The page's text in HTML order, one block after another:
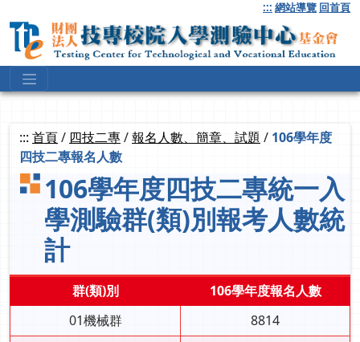
到
要
::: 網站導覽 回首頁
::: 首頁/ 四技二專/報名人數、簡章、試題 / 106學年度
四技二專報名人數
106學年度四技二專統一入
學測驗群(類)別報考人數統
計
群(類)別
106學年度報名人數
01機械群
8814